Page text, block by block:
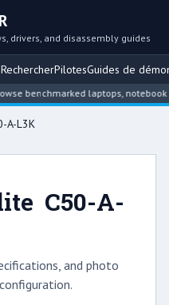
drivers, and disassembly guides
RechercherPilotesGuides de
benchmarked laptops, notebook
A-L3K
C50-A-
and photo